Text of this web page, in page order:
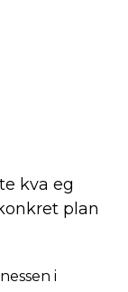
kva eg
plan
i